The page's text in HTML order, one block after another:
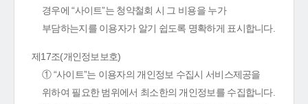
경우에 “사이트”는 청약철회 시 그 비용을 누가
부담하는지를 이용자가 알기 쉽도록 명확하게 표시합니다.
제17조(개인정보보호)
① “사이트”는 이용자의 개인정보 수집시 서비스제공을
위하여 필요한 범위에서 최소한의 개인정보를 수집합니다.